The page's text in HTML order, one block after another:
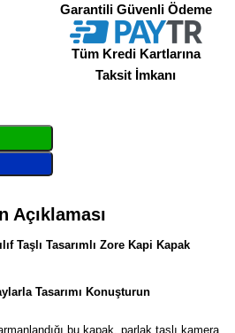
Garantili Güvenli Ödeme
Tüm Kredi Kartlarına
Taksit İmkanı
Açıklaması
Taşlı Tasarımlı Zore Kapi Kapak
Tasarımı Konuşturun
bu kapak, parlak taşlı kamera